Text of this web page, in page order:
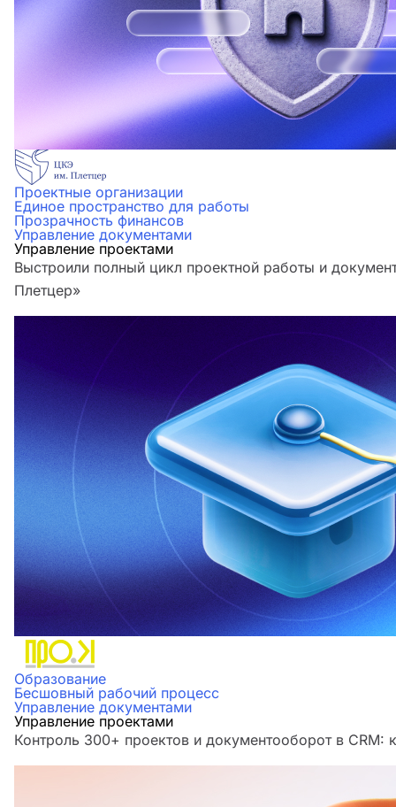
Проектные организации
Единое пространство для работы
Прозрачность финансов
Управление документами
Управление проектами
Выстроили полный цикл проектной работы и
Плетцер»
Образование
Бесшовный рабочий процесс
Управление документами
Управление проектами
Контроль 300+ проектов и документооборот в CRM: